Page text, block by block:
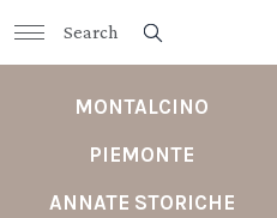
MONTALCINO
PIEMONTE
ANNATE STORICHE